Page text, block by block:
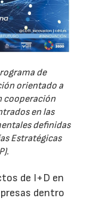
de
orientado a
cooperación
en las
definidas
Estratégicas
de I+D en
dentro